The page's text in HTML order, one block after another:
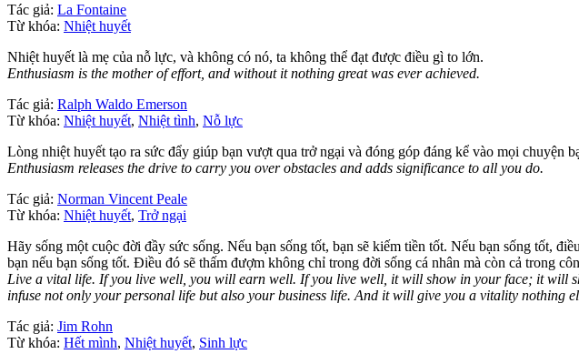
Tác giả: La Fontaine
Từ khóa: Nhiệt huyết
Nhiệt huyết là mẹ của nỗ lực, và không có nó, ta không thể đạt được điều gì to lớn.
Enthusiasm is the mother of effort, and without it nothing great was ever achieved.
Tác giả: Ralph Waldo Emerson
Từ khóa: Nhiệt huyết, Nhiệt tình, Nỗ lực
Lòng nhiệt huyết tạo ra sức đẩy giúp bạn vượt qua trở ngại và đóng góp đáng kể vào mọi chuyện
Enthusiasm releases the drive to carry you over obstacles and adds significance to all you do.
Tác giả: Norman Vincent Peale
Từ khóa: Nhiệt huyết, Trở ngại
Hãy sống một cuộc đời đầy sức sống. Nếu bạn sống tốt, bạn sẽ kiếm tiền tốt. Nếu bạn sống tốt,
bạn nếu bạn sống tốt. Điều đó sẽ thấm đượm không chỉ trong đời sống cá nhân mà còn cả trong
Live a vital life. If you live well, you will earn well. If you live well, it will show in your face; it will
infuse not only your personal life but also your business life. And it will give you a vitality nothing
Tác giả: Jim Rohn
Từ khóa: Hết mình, Nhiệt huyết, Sinh lực